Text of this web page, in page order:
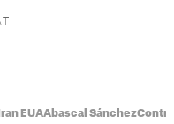
Iran EUAAbascal Sánchez